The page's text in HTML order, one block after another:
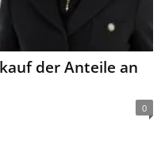
der Anteile an
0